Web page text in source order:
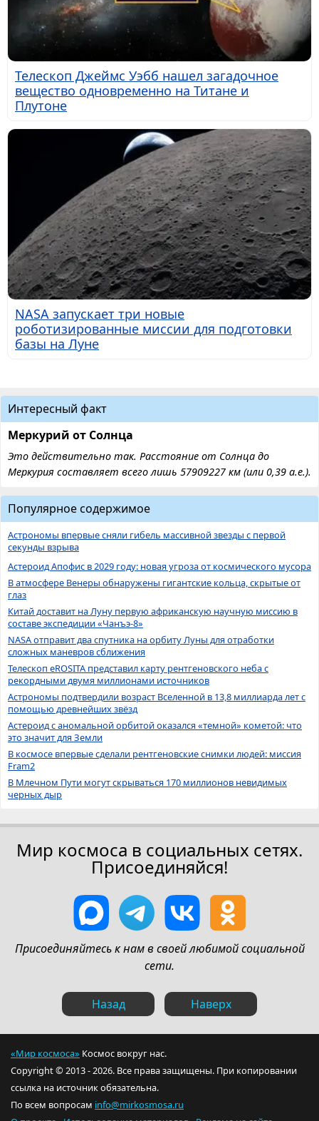
Телескоп Джеймс Уэбб нашел загадочное
вещество одновременно на Титане и
Плутоне
NASA запускает три новые
роботизированные миссии для подготовки
базы на Луне
Интересный факт
Меркурий от Солнца
Это действительно так. Расстояние от Солнца до
Меркурия составляет всего лишь 57909227 км (или 0,39 а.е.).
Популярное содержимое
Астрономы впервые сняли гибель массивной звезды с первой
секунды взрыва
Астероид Апофис в 2029 году: новая угроза от космического мусора
В атмосфере Венеры обнаружены гигантские кольца, скрытые от
глаз
Китай доставит на Луну первую африканскую научную миссию в
составе экспедиции «Чанъэ-8»
NASA отправит два спутника на орбиту Луны для отработки
сложных маневров сближения
Телескоп eROSITA представил карту рентгеновского неба с
рекордными двумя миллионами источников
Астрономы подтвердили возраст Вселенной в 13,8 миллиарда лет с
помощью древнейших звёзд
Астероид с аномальной орбитой оказался «темной» кометой: что
это значит для Земли
В космосе впервые сделали рентгеновские снимки людей: миссия
Fram2
В Млечном Пути могут скрываться 170 миллионов невидимых
черных дыр
Мир космоса в социальных сетях.
Присоединяйся!
Присоединяйтесь к нам в своей любимой социальной
сети.
Назад Наверх
«Мир космоса» Космос вокруг нас.
Copyright © 2013 - 2026. Все права защищены. При копировании
ссылка на источник обязательна.
По всем вопросам info@mirkosmosa.ru